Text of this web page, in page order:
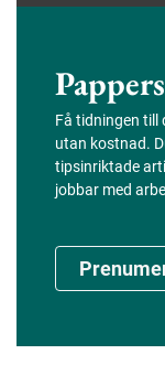
Få tidningen till
utan kostnad.
tipsinriktade
jobbar med